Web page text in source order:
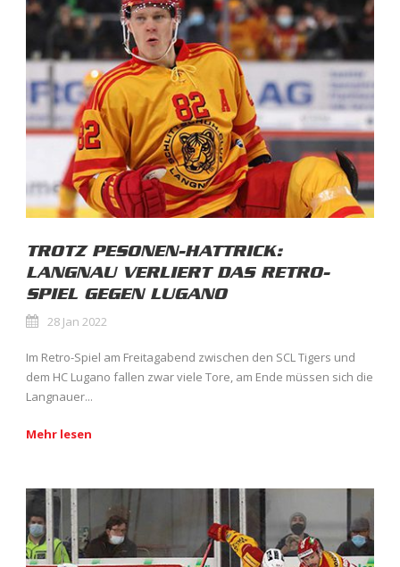
TROTZ PESONEN-HATTRICK:
LANGNAU VERLIERT DAS RETRO-
SPIEL GEGEN LUGANO
28 Jan 2022
Im Retro-Spiel am Freitagabend zwischen den SCL Tigers und
dem HC Lugano fallen zwar viele Tore, am Ende müssen sich die
Langnauer...
Mehr lesen